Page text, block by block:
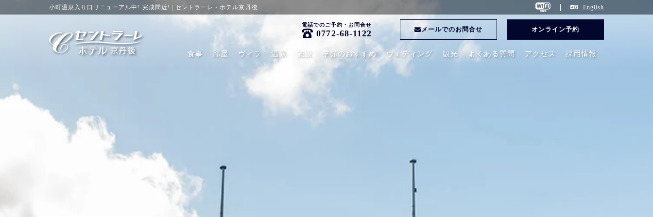
小町温泉入り口リニューアル中! 完成間近! | セントラーレ・ホテル京丹後 English
電話でのご予約・お問合せ
0772-68-1122 メールでのお問合せ オンライン予約
食事 部屋 ヴィラ 温泉 施設 季節のおすすめ ウェディング 観光 よくある質問 アクセス 採用情報